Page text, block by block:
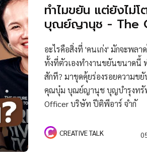
ทำไมขยัน แต่ยังไม่
บุณย์ญานุช - The
อะไรคือสิ่งที่ 'คนเก่ง' มักจะพลา
ทั้งที่ตัวเองทำงานขยันขนาดนี้
สักที? มาขุดคุ้ยร่องรอยความข
คุณบุ๋ม บุณย์ญานุช บุญบํารุงทรั
Officer บริษัท ปีติพีอาร์ จำกั
CREATIVE TALK